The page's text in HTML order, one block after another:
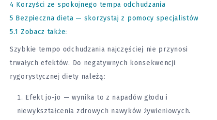
4 Korzyści ze spokojnego tempa odchudzania
5 Bezpieczna dieta — skorzystaj z pomocy specjalistów
5.1 Zobacz także:
Szybkie tempo odchudzania najczęściej nie przynosi
trwałych efektów. Do negatywnych konsekwencji
rygorystycznej diety należą:
Efekt jo-jo — wynika to z napadów głodu i
niewykształcenia zdrowych nawyków żywieniowych.